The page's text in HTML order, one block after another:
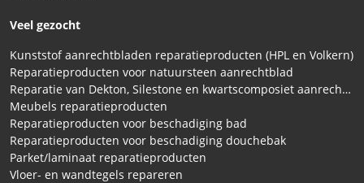
Veel gezocht
Kunststof aanrechtbladen reparatieproducten (HPL en Volkern)
Reparatieproducten voor natuursteen aanrechtblad
Reparatie van Dekton, Silestone en kwartscomposiet aanrechtbladen
Meubels reparatieproducten
Reparatieproducten voor beschadiging bad
Reparatieproducten voor beschadiging douchebak
Parket/laminaat reparatieproducten
Vloer- en wandtegels repareren